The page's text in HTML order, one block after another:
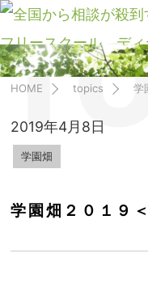
HOME topics 学
2019年4月8日
学園畑
学園畑２０１９